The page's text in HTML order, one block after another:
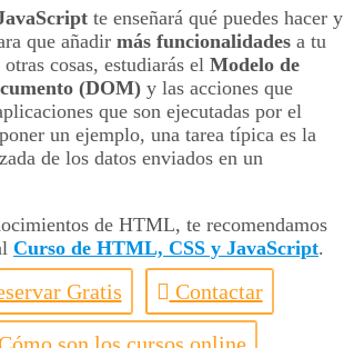
te enseñará qué puedes hacer y
que añadir más funcionalidades a tu
cosas, estudiarás el Modelo de
(DOM) y las acciones que
que son ejecutadas por el
un ejemplo, una tarea típica es la
de los datos enviados en un
de HTML, te recomendamos
Curso de HTML, CSS y JavaScript.
Gratis Contactar